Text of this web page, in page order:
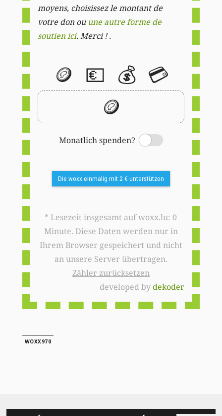
moyens, choisissez le montant de
votre don ou une autre forme de
soutien ici. Merci ! .
🪙 💶 💰 💳
🪙
Monatlich spenden?
Switch
Die woxx einmalig mit 2 € unterstützen
* Lesezeit insgesamt auf woxx.lu: 0
Minute. Diese Daten werden nur in
Ihrem Browser gespeichert und nicht
an unsere Server übertragen.
Zähler zurücksetzen
developed bydekoder
WOXX970